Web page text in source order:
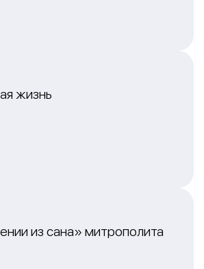
жизнь
из сана» митрополита